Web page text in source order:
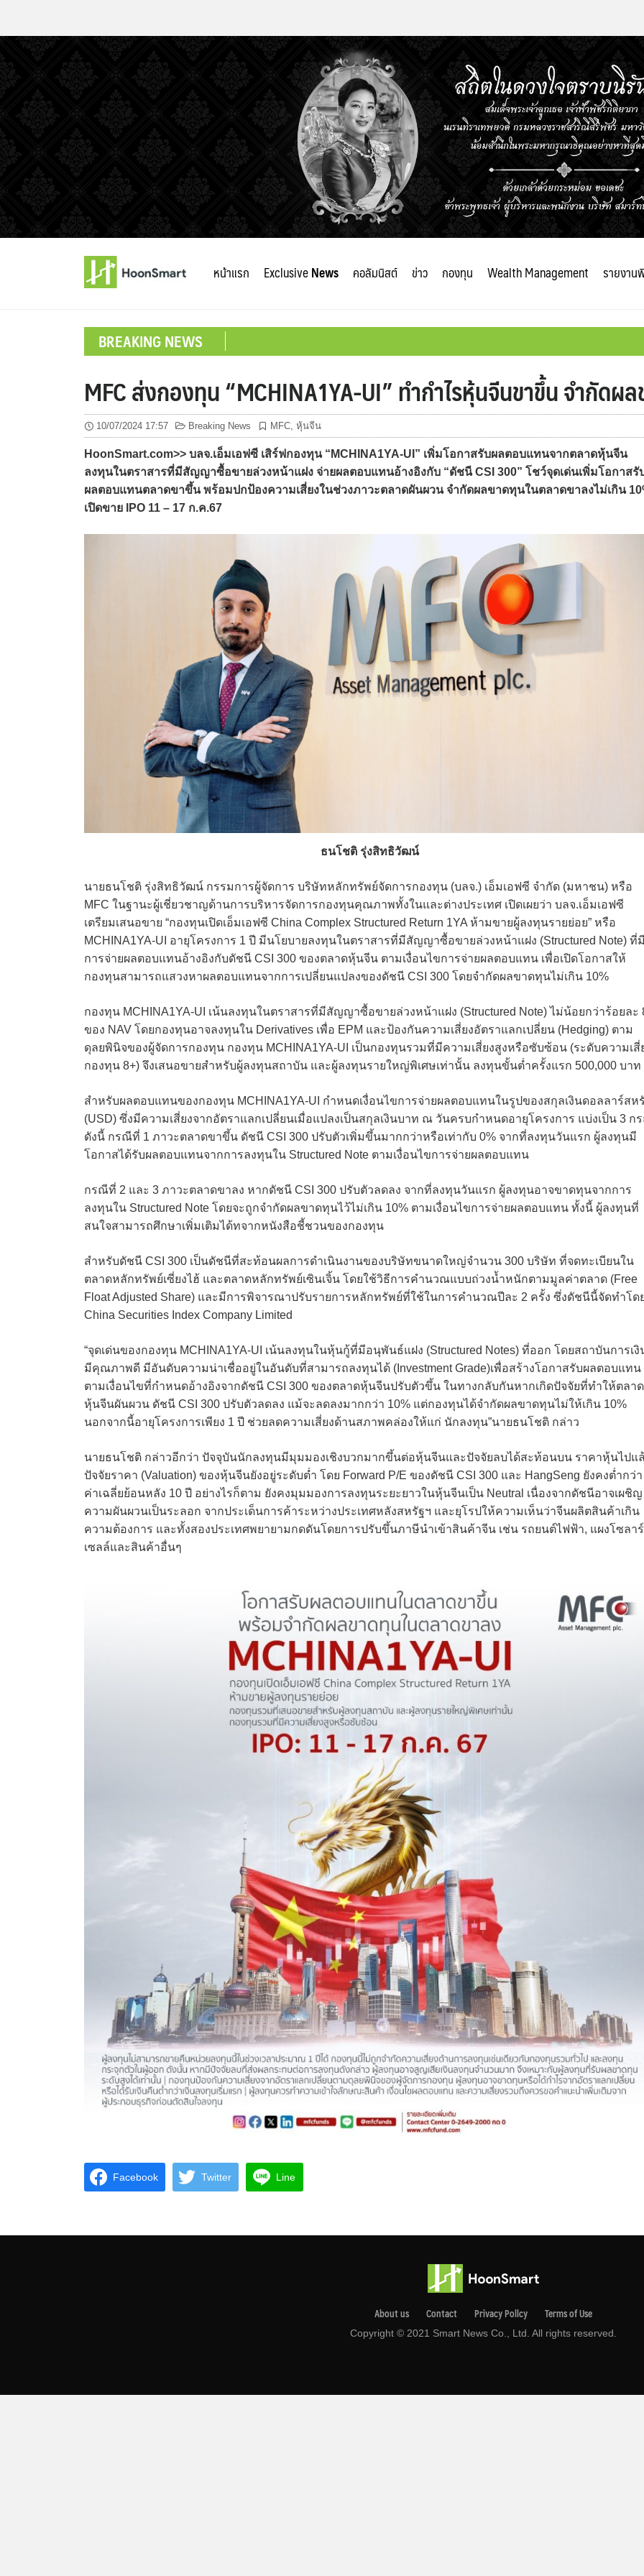
หน้าแรก ExclusiveNews คอลัมนิสต์ ข่าว กองทุน Wealth Management รายงาน
BREAKING NEWS
MFC ส่งกองทุน “MCHINA1YA-UI” ทำกำไรหุ้นจีนขาขึ้น จำกัดผ
10/07/2024 17:57 Breaking News MFC, หุ้นจีน
HoonSmart.com>> บลจ.เอ็มเอฟซี เสิร์ฟกองทุน “MCHINA1YA-UI” เพิ่มโอกาสรับผลตอบแทนจากตลาดหุ้นจีน
ลงทุนในตราสารที่มีสัญญาซื้อขายล่วงหน้าแฝง จ่ายผลตอบแทนอ้างอิงกับ “ดัชนี CSI 300” โชว์จุดเด่นเพิ่มโอกาสรั
ผลตอบแทนตลาดขาขึ้น พร้อมปกป้องความเสี่ยงในช่วงภาวะตลาดผันผวน จำกัดผลขาดทุนในตลาดขาลงไม่เกิน
เปิดขาย IPO 11 – 17 ก.ค.67
ธนโชติ รุ่งสิทธิวัฒน์
นายธนโชติ รุ่งสิทธิวัฒน์ กรรมการผู้จัดการ บริษัทหลักทรัพย์จัดการกองทุน (บลจ.) เอ็มเอฟซี จำกัด (มหาชน) หรือ
MFC ในฐานะผู้เชี่ยวชาญด้านการบริหารจัดการกองทุนคุณภาพทั้งในและต่างประเทศ เปิดเผยว่า บลจ.เอ็มเอฟซี
เตรียมเสนอขาย “กองทุนเปิดเอ็มเอฟซี China Complex Structured Return 1YA ห้ามขายผู้ลงทุนรายย่อย” หรือ
MCHINA1YA-UI อายุโครงการ 1 ปี มีนโยบายลงทุนในตราสารที่มีสัญญาซื้อขายล่วงหน้าแฝง (Structured Note) ที่มี
การจ่ายผลตอบแทนอ้างอิงกับดัชนี CSI 300 ของตลาดหุ้นจีน ตามเงื่อนไขการจ่ายผลตอบแทน เพื่อเปิดโอกาสให้
กองทุนสามารถแสวงหาผลตอบแทนจากการเปลี่ยนแปลงของดัชนี CSI 300 โดยจำกัดผลขาดทุนไม่เกิน 10%
กองทุน MCHINA1YA-UI เน้นลงทุนในตราสารที่มีสัญญาซื้อขายล่วงหน้าแฝง (Structured Note) ไม่น้อยกว่าร้อยละ
ของ NAV โดยกองทุนอาจลงทุนใน Derivatives เพื่อ EPM และป้องกันความเสี่ยงอัตราแลกเปลี่ยน (Hedging) ตาม
ดุลยพินิจของผู้จัดการกองทุน กองทุน MCHINA1YA-UI เป็นกองทุนรวมที่มีความเสี่ยงสูงหรือซับซ้อน (ระดับความเสี่
กองทุน 8+) จึงเสนอขายสําหรับผู้ลงทุนสถาบัน และผู้ลงทุนรายใหญ่พิเศษเท่านั้น ลงทุนขั้นต่ำครั้งแรก 500,000 บาท
สำหรับผลตอบแทนของกองทุน MCHINA1YA-UI กำหนดเงื่อนไขการจ่ายผลตอบแทนในรูปของสกุลเงินดอลลาร์สห
(USD) ซึ่งมีความเสี่ยงจากอัตราแลกเปลี่ยนเมื่อแปลงเป็นสกุลเงินบาท ณ วันครบกำหนดอายุโครงการ แบ่งเป็น 3 ก
ดังนี้ กรณีที่ 1 ภาวะตลาดขาขึ้น ดัชนี CSI 300 ปรับตัวเพิ่มขึ้นมากกว่าหรือเท่ากับ 0% จากที่ลงทุนวันแรก ผู้ลงทุนมี
โอกาสได้รับผลตอบแทนจากการลงทุนใน Structured Note ตามเงื่อนไขการจ่ายผลตอบแทน
กรณีที่ 2 และ 3 ภาวะตลาดขาลง หากดัชนี CSI 300 ปรับตัวลดลง จากที่ลงทุนวันแรก ผู้ลงทุนอาจขาดทุนจากการ
ลงทุนใน Structured Note โดยจะถูกจำกัดผลขาดทุนไว้ไม่เกิน 10% ตามเงื่อนไขการจ่ายผลตอบแทน ทั้งนี้ ผู้ลงทุนที่
สนใจสามารถศึกษาเพิ่มเติมได้ทจากหนังสือชี้ชวนของกองทุน
สำหรับดัชนี CSI 300 เป็นดัชนีที่สะท้อนผลการดำเนินงานของบริษัทขนาดใหญ่จำนวน 300 บริษัท ที่จดทะเบียนใน
ตลาดหลักทรัพย์เซี่ยงไฮ้ และตลาดหลักทรัพย์เซินเจิ้น โดยใช้วิธีการคํานวณแบบถ่วงน้ำหนักตามมูลค่าตลาด (Free
Float Adjusted Share) และมีการพิจารณาปรับรายการหลักทรัพย์ที่ใช้ในการคำนวณปีละ 2 ครั้ง ซึ่งดัชนีนี้จัดทำโด
China Securities Index Company Limited
“จุดเด่นของกองทุน MCHINA1YA-UI เน้นลงทุนในหุ้นกู้ที่มีอนุพันธ์แฝง (Structured Notes) ที่ออก โดยสถาบันการเงิ
มีคุณภาพดี มีอันดับความน่าเชื่ออยู่ในอันดับที่สามารถลงทุนได้ (Investment Grade)เพื่อสร้างโอกาสรับผลตอบแทน
ตามเงื่อนไขที่กำหนดอ้างอิงจากดัชนี CSI 300 ของตลาดหุ้นจีนปรับตัวขึ้น ในทางกลับกันหากเกิดปัจจัยที่ทำให้ตลาด
หุ้นจีนผันผวน ดัชนี CSI 300 ปรับตัวลดลง แม้จะลดลงมากกว่า 10% แต่กองทุนได้จำกัดผลขาดทุนไม่ให้เกิน 10%
นอกจากนี้อายุโครงการเพียง 1 ปี ช่วยลดความเสี่ยงด้านสภาพคล่องให้แก่ นักลงทุน”นายธนโชติ กล่าว
นายธนโชติ กล่าวอีกว่า ปัจจุบันนักลงทุนมีมุมมองเชิงบวกมากขึ้นต่อหุ้นจีนและปัจจัยลบได้สะท้อนบน ราคาหุ้นไปแ
ปัจจัยราคา (Valuation) ของหุ้นจีนยังอยู่ระดับต่ำ โดย Forward P/E ของดัชนี CSI 300 และ HangSeng ยังคงต่ำกว่า
ค่าเฉลี่ยย้อนหลัง 10 ปี อย่างไรก็ตาม ยังคงมุมมองการลงทุนระยะยาวในหุ้นจีนเป็น Neutral เนื่องจากดัชนีอาจเผชิญ
ความผันผวนเป็นระลอก จากประเด็นการค้าระหว่างประเทศหลังสหรัฐฯ และยุโรปให้ความเห็นว่าจีนผลิตสินค้าเกิน
ความต้องการ และทั้งสองประเทศพยายามกดดันโดยการปรับขึ้นภาษีนำเข้าสินค้าจีน เช่น รถยนต์ไฟฟ้า, แผงโซลาร์
เซลล์และสินค้าอื่นๆ
Facebook Twitter Line
About us Contact Privacy Pollcy Terms of Use
Copyright © 2021 Smart News Co., Ltd. All rights reserved.